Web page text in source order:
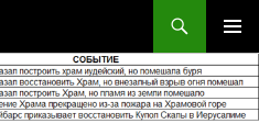
МЕНЮ